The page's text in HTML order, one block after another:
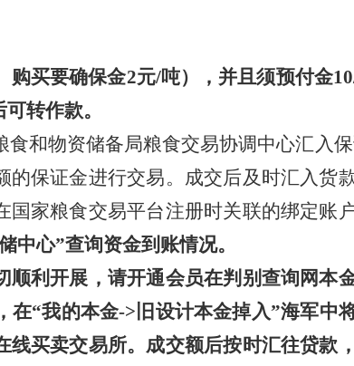
买要确保金2元/吨），并且须预付金
转作款。
和物资储备局粮食交易协调中心汇入
的保证金进行交易。成交后及时汇入货
家粮食交易平台注册时关联的绑定账
中心”查询资金到账情况。
利开展，请开通会员在判别查询网本
“我的本金->旧设计本金掉入”海军中
买卖交易所。成交额后按时汇往贷款